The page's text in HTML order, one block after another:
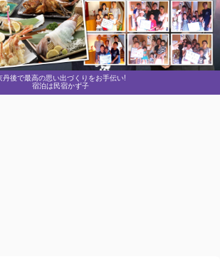
丹後で最高の思い出づくりをお手伝い!
宿泊は民宿かず子